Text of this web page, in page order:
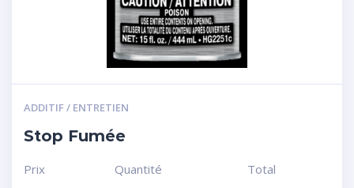
ADDITIF / ENTRETIEN
Stop Fumée
Prix
Quantité
Total